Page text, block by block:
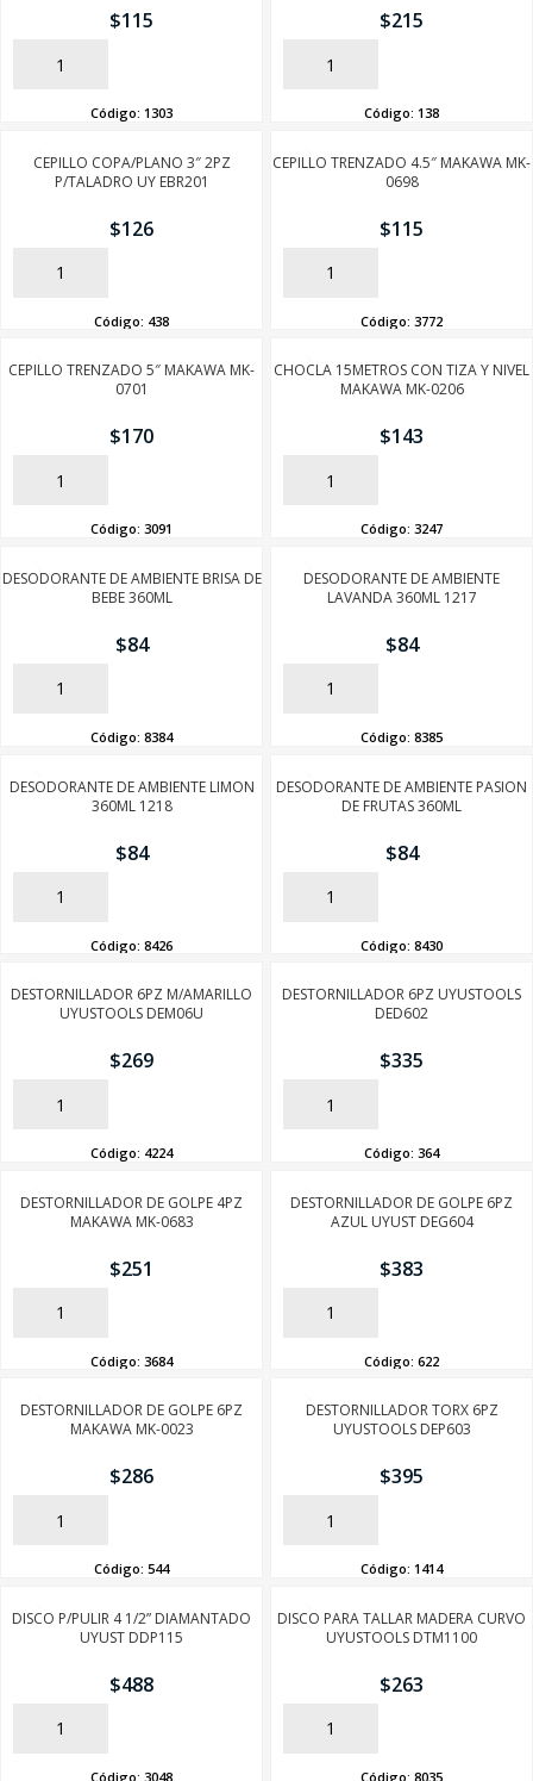
$115
AÑADIR
Código: 1303
$215
AÑADIR
Código: 138
CEPILLO COPA/PLANO 3″ 2PZ
P/TALADRO UY EBR201
$126
AÑADIR
Código: 438
CEPILLO TRENZADO 4.5″ MAKAWA MK-
0698
$115
AÑADIR
Código: 3772
CEPILLO TRENZADO 5″ MAKAWA MK-
0701
$170
AÑADIR
Código: 3091
CHOCLA 15METROS CON TIZA Y NIVEL
MAKAWA MK-0206
$143
AÑADIR
Código: 3247
DESODORANTE DE AMBIENTE BRISA DE
BEBE 360ML
$84
AÑADIR
Código: 8384
DESODORANTE DE AMBIENTE
LAVANDA 360ML 1217
$84
AÑADIR
Código: 8385
DESODORANTE DE AMBIENTE LIMON
360ML 1218
$84
AÑADIR
Código: 8426
DESODORANTE DE AMBIENTE PASION
DE FRUTAS 360ML
$84
AÑADIR
Código: 8430
DESTORNILLADOR 6PZ M/AMARILLO
UYUSTOOLS DEM06U
$269
AÑADIR
Código: 4224
DESTORNILLADOR 6PZ UYUSTOOLS
DED602
$335
AÑADIR
Código: 364
DESTORNILLADOR DE GOLPE 4PZ
MAKAWA MK-0683
$251
AÑADIR
Código: 3684
DESTORNILLADOR DE GOLPE 6PZ
AZUL UYUST DEG604
$383
AÑADIR
Código: 622
DESTORNILLADOR DE GOLPE 6PZ
MAKAWA MK-0023
$286
AÑADIR
Código: 544
DESTORNILLADOR TORX 6PZ
UYUSTOOLS DEP603
$395
AÑADIR
Código: 1414
DISCO P/PULIR 4 1/2” DIAMANTADO
UYUST DDP115
$488
AÑADIR
Código: 3048
DISCO PARA TALLAR MADERA CURVO
UYUSTOOLS DTM1100
$263
AÑADIR
Código: 8035